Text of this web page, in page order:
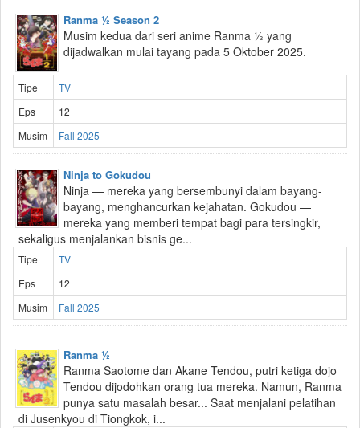
Ranma ½ Season 2
Musim kedua dari seri anime Ranma ½ yang
dijadwalkan mulai tayang pada 5 Oktober 2025.
Tipe
TV
Eps
12
Musim
Fall 2025
Ninja to Gokudou
Ninja — mereka yang bersembunyi dalam bayang-
bayang, menghancurkan kejahatan. Gokudou —
mereka yang memberi tempat bagi para tersingkir,
sekaligus menjalankan bisnis ge...
Tipe
TV
Eps
12
Musim
Fall 2025
Ranma ½
Ranma Saotome dan Akane Tendou, putri ketiga dojo
Tendou dijodohkan orang tua mereka. Namun, Ranma
punya satu masalah besar... Saat menjalani pelatihan
di Jusenkyou di Tiongkok, i...